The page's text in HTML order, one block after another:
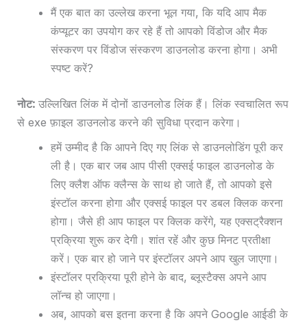
मैं एक बात का उल्लेख करना भूल गया, कि यदि आप मैक
कंप्यूटर का उपयोग कर रहे हैं तो आपको विंडोज और मैक
संस्करण पर विंडोज संस्करण डाउनलोड करना होगा। अभी
स्पष्ट करें?
नोट: उल्लिखित लिंक में दोनों डाउनलोड लिंक हैं। लिंक स्वचालित रूप
से exe फ़ाइल डाउनलोड करने की सुविधा प्रदान करेगा।
हमें उम्मीद है कि आपने दिए गए लिंक से डाउनलोडिंग पूरी कर
ली है। एक बार जब आप पीसी एक्सई फाइल डाउनलोड के
लिए क्लैश ऑफ क्लैन्स के साथ हो जाते हैं, तो आपको इसे
इंस्टॉल करना होगा और एक्सई फाइल पर डबल क्लिक करना
होगा। जैसे ही आप फाइल पर क्लिक करेंगे, यह एक्सट्रैक्शन
प्रक्रिया शुरू कर देगी। शांत रहें और कुछ मिनट प्रतीक्षा
करें। एक बार हो जाने पर इंस्टॉलर अपने आप खुल जाएगा।
इंस्टॉलर प्रक्रिया पूरी होने के बाद, ब्लूस्टैक्स अपने आप
लॉन्च हो जाएगा।
अब, आपको बस इतना करना है कि अपने Google आईडी के